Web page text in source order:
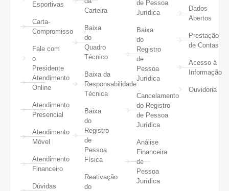
Esportivas
Carta-
Compromisso
Fale com
o
Presidente
Atendimento
Online
Atendimento
Presencial
Atendimento
Móvel
Atendimento
Financeiro
Dúvidas
Carteira
Baixa
do
Quadro
Técnico
Baixa da
Responsabilidade
Técnica
Baixa
do
Registro
de
Pessoa
Física
Reativação
do
de Pessoa
Jurídica
Baixa
do
Registro
de
Pessoa
Jurídica
Cancelamento
do Registro
de Pessoa
Jurídica
Análise
Financeira
de
Pessoa
Jurídica
Dados
Abertos
Prestação
de Contas
Acesso à
Informação
Ouvidoria